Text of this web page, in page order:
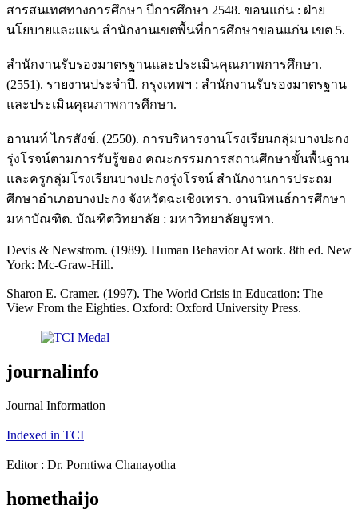
สารสนเทศทางการศึกษา ปีการศึกษา 2548. ขอนแก่น : ฝ่าย
นโยบายและแผน สำนักงานเขตพื้นที่การศึกษาขอนแก่น เขต 5.
สำนักงานรับรองมาตรฐานและประเมินคุณภาพการศึกษา.
(2551). รายงานประจำปี. กรุงเทพฯ : สำนักงานรับรองมาตรฐาน
และประเมินคุณภาพการศึกษา.
อานนท์ ไกรสังข์. (2550). การบริหารงานโรงเรียนกลุ่มบางปะกง
รุ่งโรจน์ตามการรับรู้ของ คณะกรรมการสถานศึกษาขั้นพื้นฐาน
และครูกลุ่มโรงเรียนบางปะกงรุ่งโรจน์ สำนักงานการประถม
ศึกษาอำเภอบางปะกง จังหวัดฉะเชิงเทรา. งานนิพนธ์การศึกษา
มหาบัณฑิต. บัณฑิตวิทยาลัย : มหาวิทยาลัยบูรพา.
Devis & Newstrom. (1989). Human Behavior At work. 8th ed. New
York: Mc-Graw-Hill.
Sharon E. Cramer. (1997). The World Crisis in Education: The
View From the Eighties. Oxford: Oxford University Press.
journalinfo
Journal Information
Indexed in TCI
Editor : Dr. Porntiwa Chanayotha
homethaijo